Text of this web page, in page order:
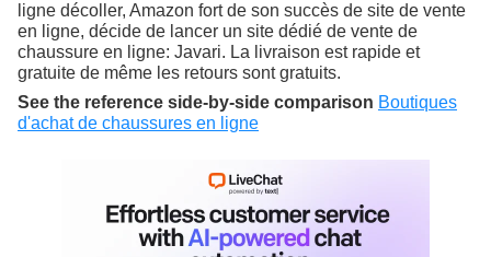
ligne décoller, Amazon fort de son succès de site de vente
en ligne, décide de lancer un site dédié de vente de
chaussure en ligne: Javari. La livraison est rapide et
gratuite de même les retours sont gratuits.
See the reference side-by-side comparison Boutiques
d'achat de chaussures en ligne